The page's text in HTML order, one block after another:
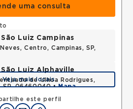
uma consulta
este perfil
Luiz Campinas
Centro, Campinas, SP,
Luiz Alphaville
de Ulhoa Rodrigues,
SP, 06460040 •Mapa
Veja mais locais